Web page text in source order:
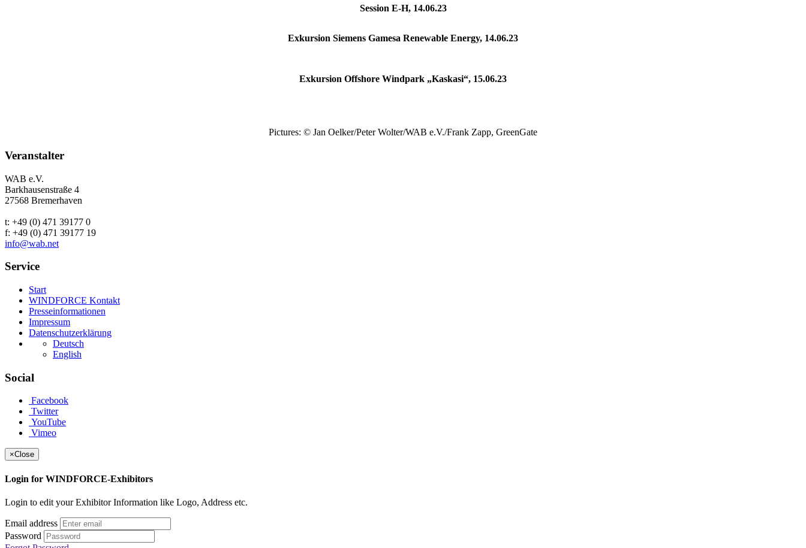
Session E-H, 14.06.23
Exkursion Siemens Gamesa Renewable Energy, 14.06.23
Exkursion Offshore Windpark „Kaskasi“, 15.06.23
Pictures: © Jan Oelker/Peter Wolter/WAB e.V./Frank Zapp, GreenGate
Veranstalter
WAB e.V.
Barkhausenstraße 4
27568 Bremerhaven
t: +49 (0) 471 39177 0
f: +49 (0) 471 39177 19
info@wab.net
Service
Start
WINDFORCE Kontakt
Presseinformationen
Impressum
Datenschutzerklärung
Deutsch
English
Social
Facebook
Twitter
YouTube
Vimeo
×Close
Login for WINDFORCE-Exhibitors
Login to edit your Exhibitor Information like Logo, Address etc.
Email address
Password